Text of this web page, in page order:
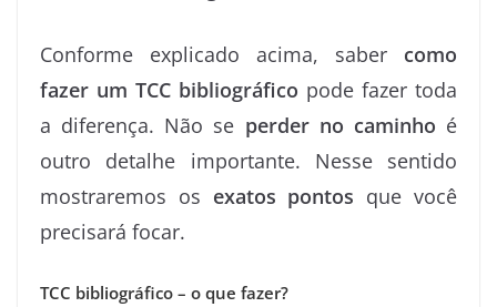
Conforme explicado acima, saber como
fazer um TCC bibliográfico pode fazer toda
a diferença. Não se perder no caminho é
outro detalhe importante. Nesse sentido
mostraremos os exatos pontos que você
precisará focar.
TCC bibliográfico – o que fazer?